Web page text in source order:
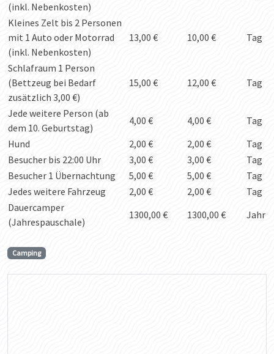
(inkl. Nebenkosten)
Kleines Zelt bis 2 Personen
mit 1 Auto oder Motorrad
(inkl. Nebenkosten)
13,00 € 10,00 € Tag
Schlafraum 1 Person
(Bettzeug bei Bedarf
zusätzlich 3,00 €)
15,00 € 12,00 € Tag
Jede weitere Person (ab
dem 10. Geburtstag)
4,00 € 4,00 €
Tag
Hund
2,00 € 2,00 €
Tag
Besucher bis 22:00 Uhr
3,00 € 3,00 €
Tag
Besucher 1 Übernachtung
5,00 € 5,00 €
Tag
Jedes weitere Fahrzeug
2,00 € 2,00 €
Tag
Dauercamper
(Jahrespauschale)
1300,00 € 1300,00 € Jahr
Camping